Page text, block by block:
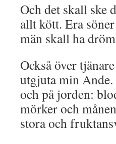
Och det skall ske
allt kött. Era
män skall ha
Också över
utgjuta min Ande.
och på jorden:
mörker och
stora och